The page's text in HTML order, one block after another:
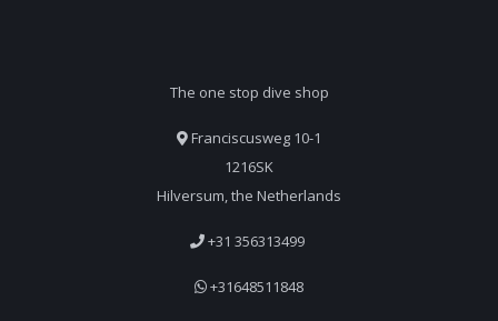
The one stop dive shop
Franciscusweg 10-1
1216SK
Hilversum, the Netherlands
+31 356313499
+31648511848